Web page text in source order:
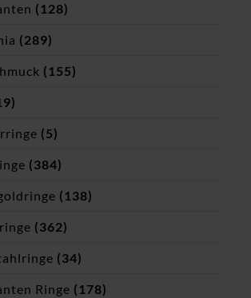
(128)
(289)
(155)
(5)
(384)
(138)
(362)
(34)
Ringe (178)